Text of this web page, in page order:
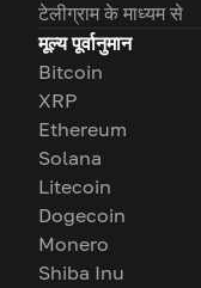
टेलीग्राम के माध्यम से
मूल्य पूर्वानुमान
Bitcoin
XRP
Ethereum
Solana
Litecoin
Dogecoin
Monero
Shiba Inu